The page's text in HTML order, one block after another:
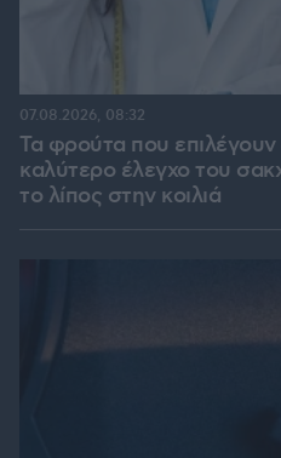
Τα φρούτα που επιλέγουν
καλύτερο έλεγχο του
το λίπος στην κοιλιά
07.08.2026, 08:32